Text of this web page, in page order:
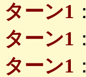
ターン1 ：
ターン1 ：
ターン1 ：